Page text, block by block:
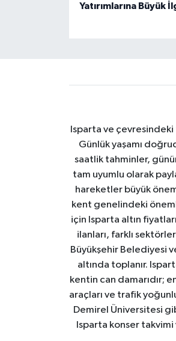
Yatırımlarına Büyük
Isparta ve çevresindeki
Günlük yaşamı
saatlik tahminler,
tam uyumlu olarak
hareketler büyük
kent genelindeki
için Isparta altın
ilanları, farklı
Büyükşehir Belediyesi
altında toplanır.
kentin can damarıdır;
araçları ve trafik
Demirel Üniversitesi
Isparta konser